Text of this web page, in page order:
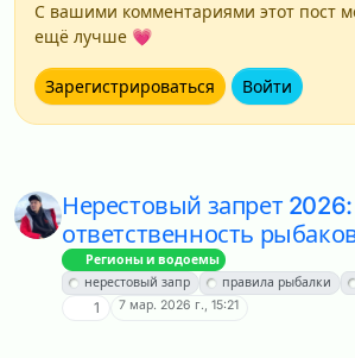
С вашими комментариями этот пост
ещё лучше 💗
Зарегистрироваться Войти
Нерестовый запрет
ответственность
Регионы и водоемы
нерестовый запр
правила рыбалки
1 7 мар. 2026 г., 15:21